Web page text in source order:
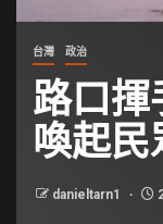
台灣 政治
路口揮
喚起民
danieltarn1